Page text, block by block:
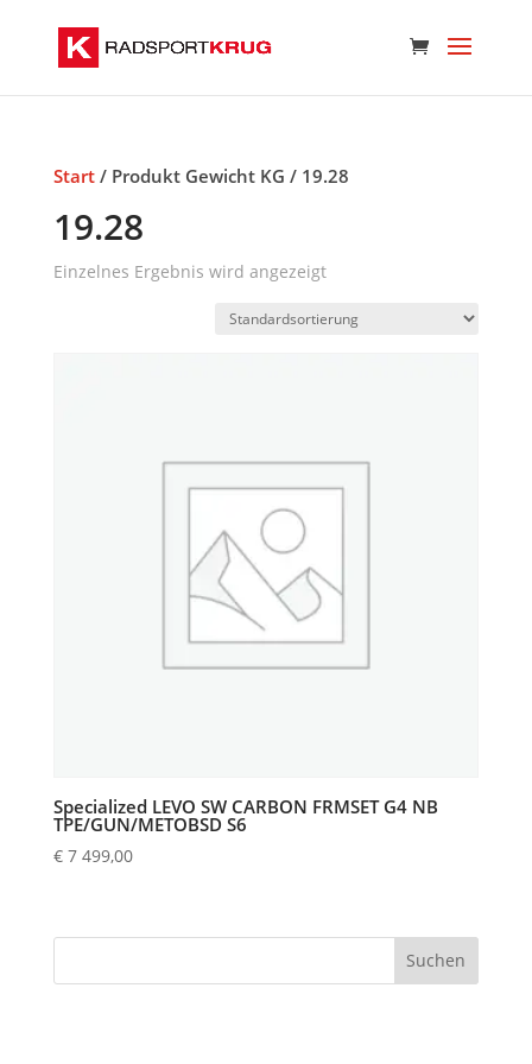
Start/ Produkt Gewicht KG / 19.28
19.28
Einzelnes Ergebnis wird angezeigt
Specialized LEVO SW CARBON FRMSET G4 NB
TPE/GUN/METOBSD S6
€7 499,00
Suchen